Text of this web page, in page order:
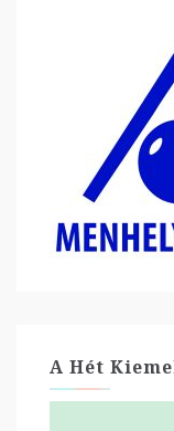
A Hét